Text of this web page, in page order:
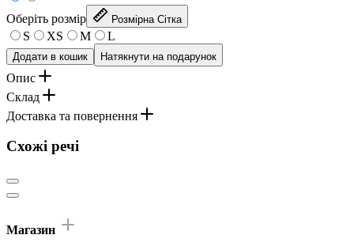
Оберіть розмір Розмірна Сітка
S XS M L
Додати в кошик Натякнути на подарунок
Опис
Склад
Доставка та повернення
Схожі речі
Магазин